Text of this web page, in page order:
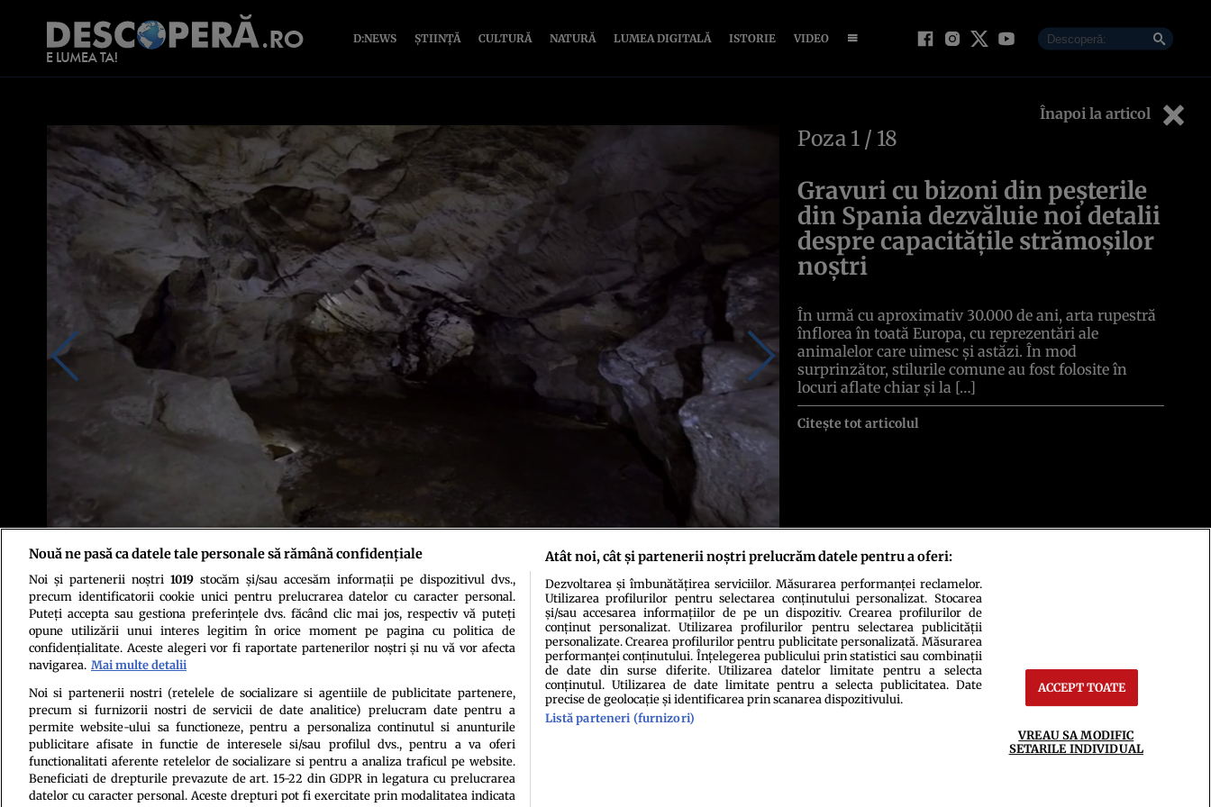
D:NEWS ȘTIINȚĂ CULTURĂ NATURĂ LUMEA DIGITALĂ ISTORIE VIDEO
Înapoi la articol
Peștera Aitzbitarte/ Credit foto: Captură Youtube
Poza 1 / 18
Gravuri cu bizoni din peșterile
din Spania dezvăluie noi detalii
despre capacitățile strămoșilor
noștri
În urmă cu aproximativ 30.000 de ani, arta rupestră
înflorea în toată Europa, cu reprezentări ale
animalelor care uimesc și astăzi. În mod
surprinzător, stilurile comune au fost folosite în
locuri aflate chiar și la […]
Citește tot articolul
Politica de confidenţialitatePolitica de cookiesTermeni şi condiţii Echipa redacțională ContactSetări Cookies
Nouă ne pasă ca datele tale personale să rămână confidențiale
Noi și partenerii noștri 1019stocăm și/sau accesăm informații pe dispozitivul dvs.,
precum identificatorii cookie unici pentru prelucrarea datelor cu caracter personal.
Puteți accepta sau gestiona preferințele dvs. făcând clic mai jos, respectiv vă puteți
opune utilizării unui interes legitim în orice moment pe pagina cu politica de
confidențialitate. Aceste alegeri vor fi raportate partenerilor noștri și nu vă vor afecta
navigarea. Mai multe detalii
Noi si partenerii nostri (retelele de socializare si agentiile de publicitate partenere,
precum si furnizorii nostri de servicii de date analitice) prelucram date pentru a
permite website-ului sa functioneze, pentru a personaliza continutul si anunturile
publicitare afisate in functie de interesele si/sau profilul dvs., pentru a va oferi
functionalitati aferente retelelor de socializare si pentru a analiza traficul pe website.
Beneficiati de drepturile prevazute de art. 15-22 din GDPR in legatura cu prelucrarea
datelor cu caracter personal. Aceste drepturi pot fi exercitate prin modalitatea indicata
Atât noi, cât și partenerii noștri prelucrăm datele pentru a oferi:
Dezvoltarea și îmbunătățirea serviciilor. Măsurarea performanței reclamelor.
Utilizarea profilurilor pentru selectarea conținutului personalizat. Stocarea
și/sau accesarea informațiilor de pe un dispozitiv. Crearea profilurilor de
conținut personalizat. Utilizarea profilurilor pentru selectarea publicității
personalizate. Crearea profilurilor pentru publicitate personalizată. Măsurarea
performanței conținutului. Înțelegerea publicului prin statistici sau combinații
de date din surse diferite. Utilizarea datelor limitate pentru a selecta
conținutul. Utilizarea de date limitate pentru a selecta publicitatea. Date
precise de geolocație și identificarea prin scanarea dispozitivului.
Listă parteneri (furnizori)
ACCEPT TOATE
VREAU SA MODIFIC
SETARILE INDIVIDUAL